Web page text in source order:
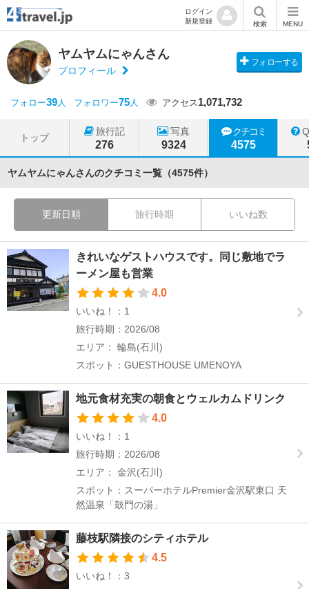
ログイン
新規登録
検索 MENU
ヤムヤムにゃんさん
プロフィール
フォローする
フォロー39人 フォロワー75人 アクセス1,071,732
トップ
旅行記
276
写真
9324
クチコミ
4575
ヤムヤムにゃんさんのクチコミ一覧（4575件）
更新日順 旅行時期 いいね数
きれいなゲストハウスです。同じ敷地でラ
ーメン屋も営業
4.0
いいね！：1
旅行時期：2026/08
エリア： 輪島(石川)
スポット：GUESTHOUSE UMENOYA
地元食材充実の朝食とウェルカムドリンク
4.0
いいね！：1
旅行時期：2026/08
エリア： 金沢(石川)
スポット：スーパーホテルPremier金沢駅東口 天
然温泉「鼓門の湯」
藤枝駅隣接のシティホテル
4.5
いいね！：3